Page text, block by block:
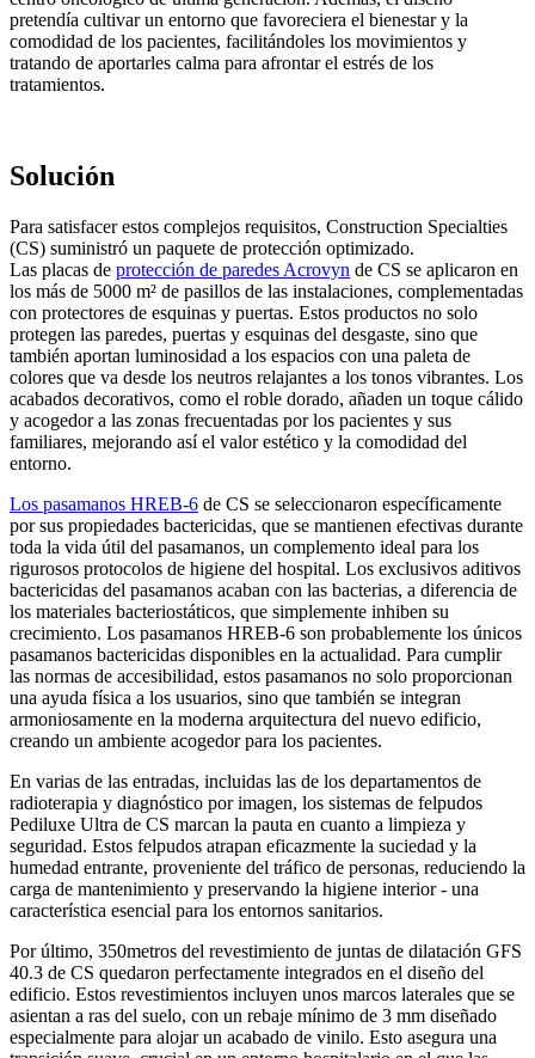
pretendía cultivar un entorno que favoreciera el bienestar y la
comodidad de los pacientes, facilitándoles los movimientos y
tratando de aportarles calma para afrontar el estrés de los
tratamientos.
Solución
Para satisfacer estos complejos requisitos, Construction Specialties
(CS) suministró un paquete de protección optimizado.
Las placas de protección de paredes Acrovyn de CS se aplicaron en
los más de 5000 m² de pasillos de las instalaciones, complementadas
con protectores de esquinas y puertas. Estos productos no solo
protegen las paredes, puertas y esquinas del desgaste, sino que
también aportan luminosidad a los espacios con una paleta de
colores que va desde los neutros relajantes a los tonos vibrantes. Los
acabados decorativos, como el roble dorado, añaden un toque cálido
y acogedor a las zonas frecuentadas por los pacientes y sus
familiares, mejorando así el valor estético y la comodidad del
entorno.
Los pasamanos HREB-6 de CS se seleccionaron específicamente
por sus propiedades bactericidas, que se mantienen efectivas durante
toda la vida útil del pasamanos, un complemento ideal para los
rigurosos protocolos de higiene del hospital. Los exclusivos aditivos
bactericidas del pasamanos acaban con las bacterias, a diferencia de
los materiales bacteriostáticos, que simplemente inhiben su
crecimiento. Los pasamanos HREB-6 son probablemente los únicos
pasamanos bactericidas disponibles en la actualidad. Para cumplir
las normas de accesibilidad, estos pasamanos no solo proporcionan
una ayuda física a los usuarios, sino que también se integran
armoniosamente en la moderna arquitectura del nuevo edificio,
creando un ambiente acogedor para los pacientes.
En varias de las entradas, incluidas las de los departamentos de
radioterapia y diagnóstico por imagen, los sistemas de felpudos
Pediluxe Ultra de CS marcan la pauta en cuanto a limpieza y
seguridad. Estos felpudos atrapan eficazmente la suciedad y la
humedad entrante, proveniente del tráfico de personas, reduciendo la
carga de mantenimiento y preservando la higiene interior - una
característica esencial para los entornos sanitarios.
Por último, 350metros del revestimiento de juntas de dilatación GFS
40.3 de CS quedaron perfectamente integrados en el diseño del
edificio. Estos revestimientos incluyen unos marcos laterales que se
asientan a ras del suelo, con un rebaje mínimo de 3 mm diseñado
especialmente para alojar un acabado de vinilo. Esto asegura una